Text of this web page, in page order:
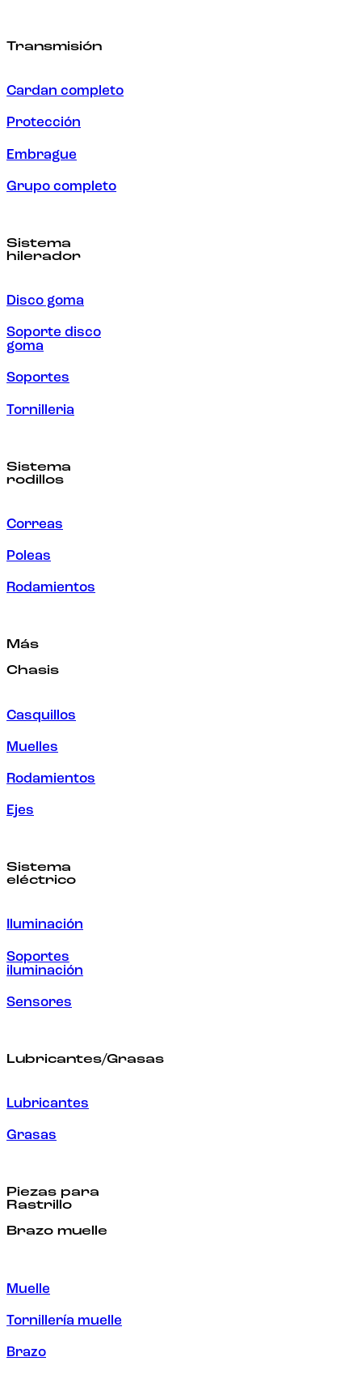
Transmisión
Cardan completo
Protección
Embrague
Grupo completo
Sistema
hilerador
Disco goma
Soporte disco
goma
Soportes
Tornilleria
Sistema
rodillos
Correas
Poleas
Rodamientos
Más
Chasis
Casquillos
Muelles
Rodamientos
Ejes
Sistema
eléctrico
Iluminación
Soportes
iluminación
Sensores
Lubricantes/Grasas
Lubricantes
Grasas
Piezas para
Rastrillo
Brazo muelle
Muelle
Tornillería muelle
Brazo